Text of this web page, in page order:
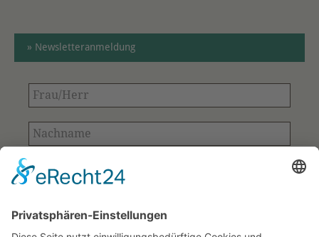
» Newsletteranmeldung
Frau/Herr
Nachname
E-
Mail-
*
Ihre Kontaktdaten aus dem Anmeldeformular